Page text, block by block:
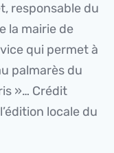
responsable du
la mairie de
qui permet à
palmarès du
»… Crédit
locale du